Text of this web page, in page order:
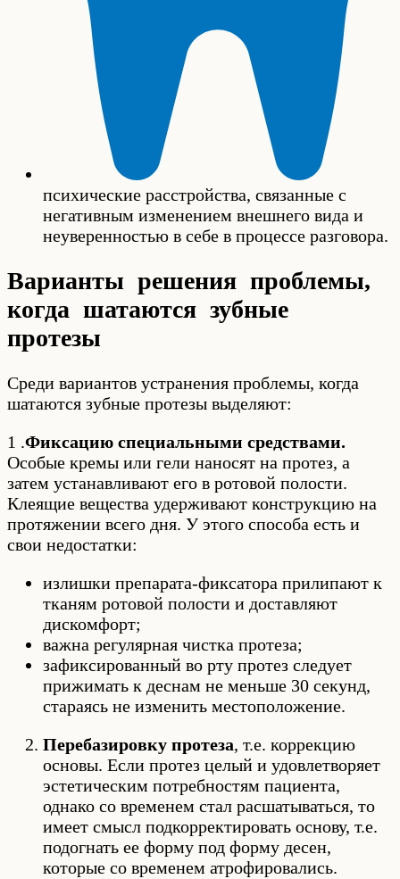
психические расстройства, связанные с
негативным изменением внешнего вида и
неуверенностью в себе в процессе разговора.
Варианты решения проблемы,
когда шатаются зубные
протезы
Среди вариантов устранения проблемы, когда
шатаются зубные протезы выделяют:
1 .Фиксацию специальными средствами.
Особые кремы или гели наносят на протез, а
затем устанавливают его в ротовой полости.
Клеящие вещества удерживают конструкцию на
протяжении всего дня. У этого способа есть и
свои недостатки:
излишки препарата-фиксатора прилипают к
тканям ротовой полости и доставляют
дискомфорт;
важна регулярная чистка протеза;
зафиксированный во рту протез следует
прижимать к деснам не меньше 30 секунд,
стараясь не изменить местоположение.
Перебазировку протеза, т.е. коррекцию
основы. Если протез целый и удовлетворяет
эстетическим потребностям пациента,
однако со временем стал расшатываться, то
имеет смысл подкорректировать основу, т.е.
подогнать ее форму под форму десен,
которые со временем атрофировались.